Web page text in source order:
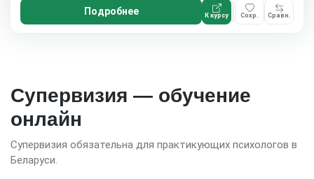
Подробнее К курсу Сохр. Сравн.
Супервизия — обучение
онлайн
Супервизия обязательна для практикующих психологов в
Беларуси.